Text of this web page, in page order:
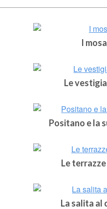
I
Le
Positano e la
Le
La salita al